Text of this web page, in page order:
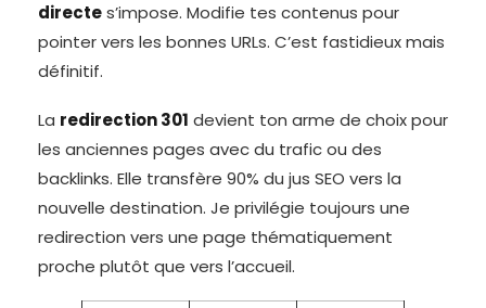
directes’impose. Modifie tes contenus pour
pointer vers les bonnes URLs. C’est fastidieux mais
définitif.
La redirection 301 devient ton arme de choix pour
les anciennes pages avec du trafic ou des
backlinks. Elle transfère 90% du jus SEO vers la
nouvelle destination. Je privilégie toujours une
redirection vers une page thématiquement
proche plutôt que vers l’accueil.